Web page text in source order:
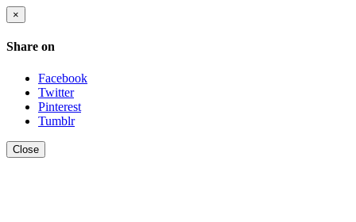
×
Share on
Facebook
Twitter
Pinterest
Tumblr
Close